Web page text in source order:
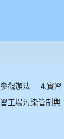
觀辦法 4.實習
工場污染管制與